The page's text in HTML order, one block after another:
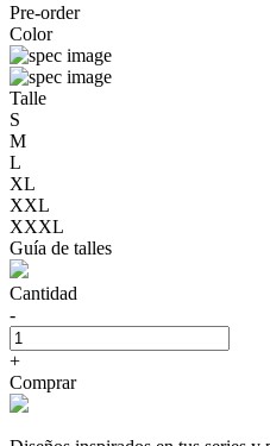
Pre-order
Color
Talle
S
M
L
XL
XXL
XXXL
Guía de talles
Cantidad
-
+
Comprar